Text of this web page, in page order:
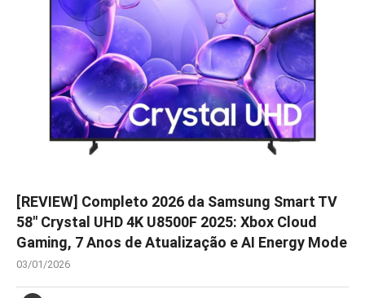
[REVIEW] Completo 2026 da Samsung Smart TV
58″ Crystal UHD 4K U8500F 2025: Xbox Cloud
Gaming, 7 Anos de Atualização e AI Energy Mode
03/01/2026